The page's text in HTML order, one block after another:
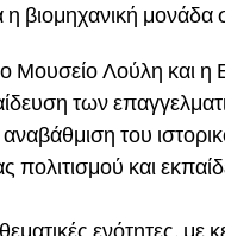
η βιομηχανική μονάδα
το Μουσείο Λούλη και η
των
του
πολιτισμού και
ενότητες, με